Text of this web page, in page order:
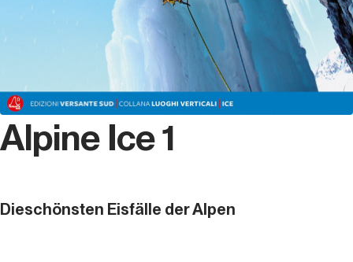
Alpine Ice 1
Dieschönsten Eisfälle der Alpen